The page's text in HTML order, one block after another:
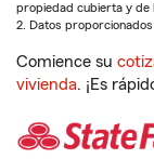
propiedad cubierta y de
2. Datos
Comience su
vivienda. ¡Es